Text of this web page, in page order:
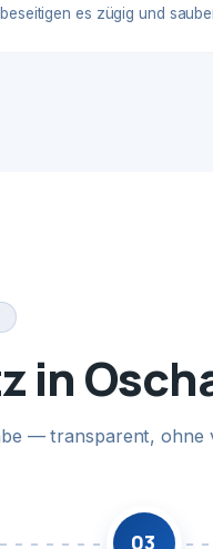
beseitigen es zügig und
in
— transparent, ohne
03